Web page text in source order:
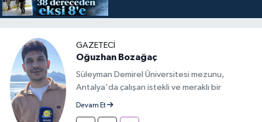
GAZETECİ
Oğuzhan Bozağaç
Süleyman Demirel Üniversitesi mezunu,
Antalya'da çalışan istekli ve meraklı bir
gazeteci.
Devam Et